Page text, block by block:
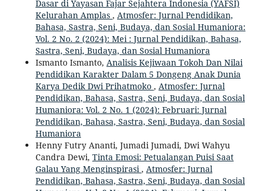
Dasar di Yayasan Fajar Sejahtera Indonesia (YAFSI)
Kelurahan Amplas , Atmosfer: Jurnal Pendidikan,
Bahasa, Sastra, Seni, Budaya, dan Sosial Humaniora:
Vol. 2 No. 2 (2024): Mei : Jurnal Pendidikan, Bahasa,
Sastra, Seni, Budaya, dan Sosial Humaniora
Ismanto Ismanto, Analisis Kejiwaan Tokoh Dan Nilai
Pendidikan Karakter Dalam 5 Dongeng Anak Dunia
Karya Dedik Dwi Prihatmoko , Atmosfer: Jurnal
Pendidikan, Bahasa, Sastra, Seni, Budaya, dan Sosial
Humaniora: Vol. 2 No. 1 (2024): Februari: Jurnal
Pendidikan, Bahasa, Sastra, Seni, Budaya, dan Sosial
Humaniora
Henny Futry Ananti, Jumadi Jumadi, Dwi Wahyu
Candra Dewi, Tinta Emosi: Petualangan Puisi Saat
Galau Yang Menginspirasi, Atmosfer: Jurnal
Pendidikan, Bahasa, Sastra, Seni, Budaya, dan Sosial